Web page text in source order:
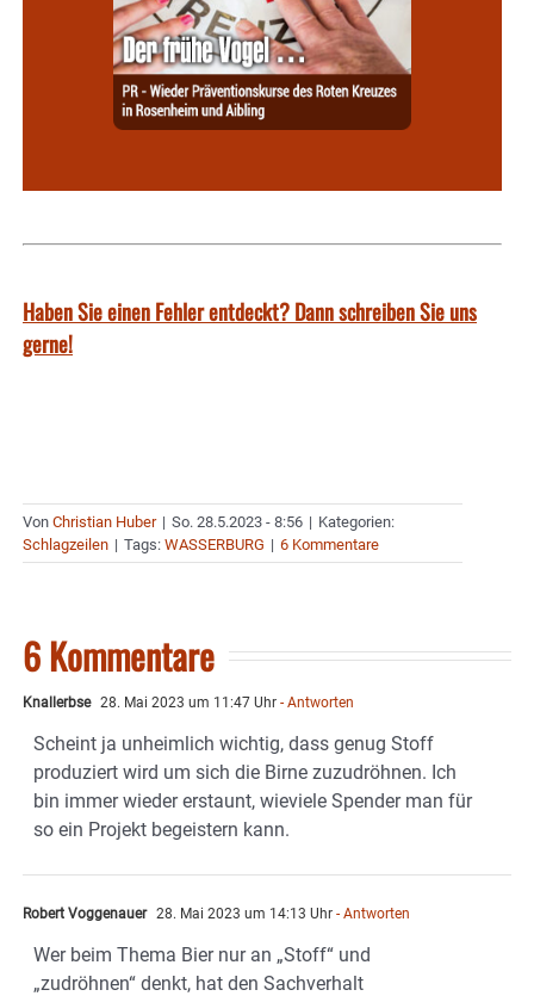
Haben Sie einen Fehler entdeckt? Dann schreiben Sie uns
gerne!
Von Christian Huber | So. 28.5.2023 - 8:56 | Kategorien:
Schlagzeilen | Tags: WASSERBURG | 6 Kommentare
6 Kommentare
Knallerbse 28. Mai 2023 um 11:47 Uhr - Antworten
Scheint ja unheimlich wichtig, dass genug Stoff
produziert wird um sich die Birne zuzudröhnen. Ich
bin immer wieder erstaunt, wieviele Spender man für
so ein Projekt begeistern kann.
Robert Voggenauer 28. Mai 2023 um 14:13 Uhr - Antworten
Wer beim Thema Bier nur an „Stoff“ und
„zudröhnen“ denkt, hat den Sachverhalt